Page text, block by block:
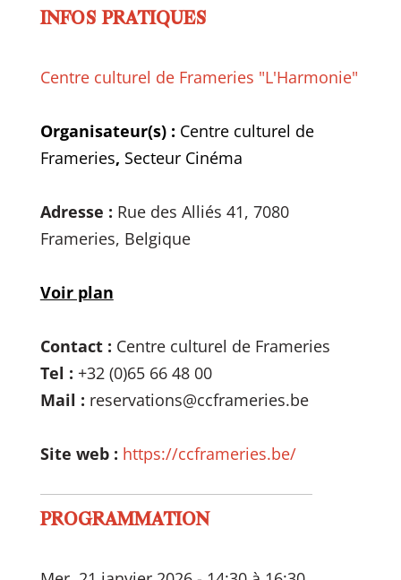
INFOS PRATIQUES
Centre culturel de Frameries "L'Harmonie"
Organisateur(s) : Centre culturel de
Frameries, Secteur Cinéma
Adresse : Rue des Alliés 41, 7080
Frameries, Belgique
Voir plan
Contact : Centre culturel de Frameries
Tel : +32 (0)65 66 48 00
Mail : reservations@ccframeries.be
Site web : https://ccframeries.be/
PROGRAMMATION